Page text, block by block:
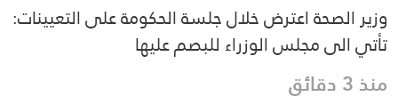
وزير الصحة اعترض خلال جلسة الحكومة على التعيينات:
تأتي الى مجلس الوزراء للبصم عليها
منذ 3 دقائق